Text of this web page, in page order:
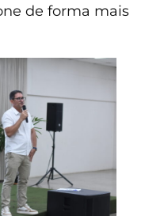
de forma mais